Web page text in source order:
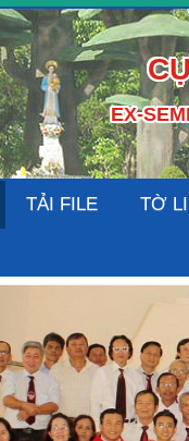
EX-
TẢI FILE TỜ